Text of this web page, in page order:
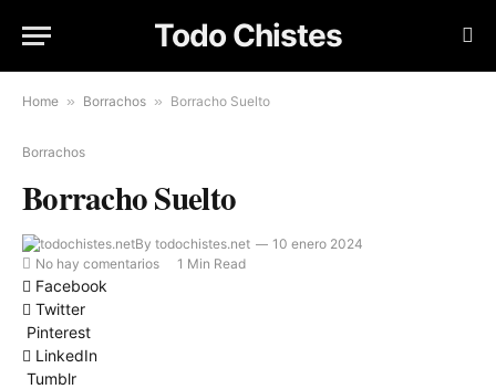
Todo Chistes
Home » Borrachos » Borracho Suelto
Borrachos
Borracho Suelto
By todochistes.net
10 enero 2024
No hay comentarios
1 Min Read
Facebook
Twitter
Pinterest
LinkedIn
Tumblr